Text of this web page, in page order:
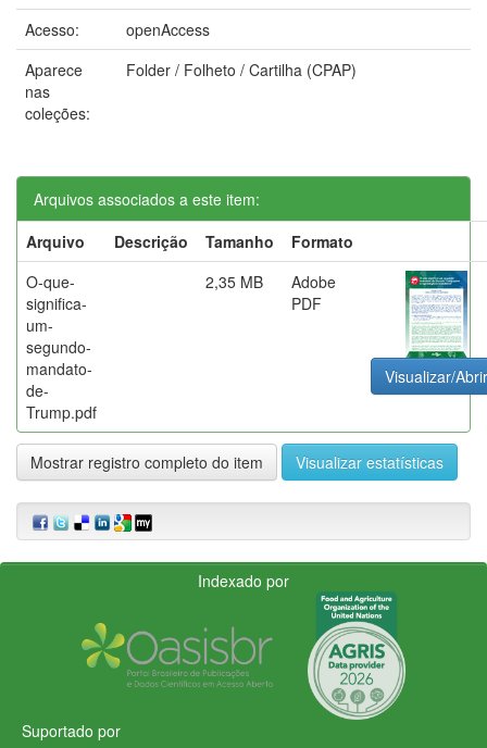
Acesso:
openAccess
Aparece
nas
coleções:
Folder / Folheto / Cartilha (CPAP)
Arquivos associados a este item:
Arquivo
Descrição Tamanho
Formato
O-que-
significa-
um-
segundo-
mandato-
de-
Trump.pdf
2,35 MB
Adobe
PDF
Visualizar/Abrir
Mostrar registro completo do item Visualizar estatísticas
Indexado por
Suportado por